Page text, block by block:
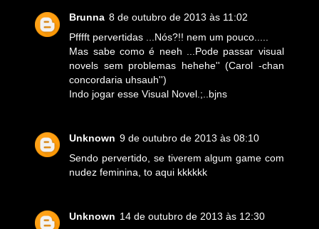
Brunna 8 de outubro de 2013 às 11:02
Pfffft pervertidas ...Nós?!! nem um pouco.....
Mas sabe como é neeh ...Pode passar visual
novels sem problemas hehehe'' (Carol -chan
concordaria uhsauh'')
Indo jogar esse Visual Novel.;..bjns
Unknown 9 de outubro de 2013 às 08:10
Sendo pervertido, se tiverem algum game com
nudez feminina, to aqui kkkkkk
Unknown 14 de outubro de 2013 às 12:30